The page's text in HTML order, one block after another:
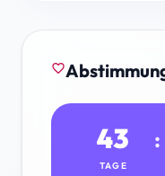
favorite_border
43
TAGE
: